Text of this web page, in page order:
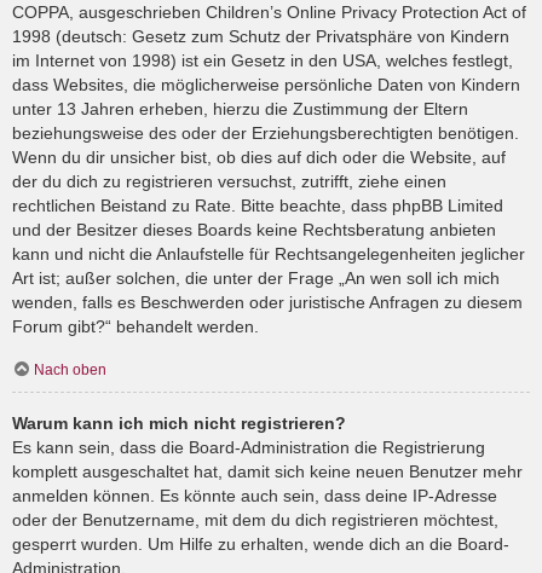
COPPA, ausgeschrieben Children’s Online Privacy Protection Act of
1998 (deutsch: Gesetz zum Schutz der Privatsphäre von Kindern
im Internet von 1998) ist ein Gesetz in den USA, welches festlegt,
dass Websites, die möglicherweise persönliche Daten von Kindern
unter 13 Jahren erheben, hierzu die Zustimmung der Eltern
beziehungsweise des oder der Erziehungsberechtigten benötigen.
Wenn du dir unsicher bist, ob dies auf dich oder die Website, auf
der du dich zu registrieren versuchst, zutrifft, ziehe einen
rechtlichen Beistand zu Rate. Bitte beachte, dass phpBB Limited
und der Besitzer dieses Boards keine Rechtsberatung anbieten
kann und nicht die Anlaufstelle für Rechtsangelegenheiten jeglicher
Art ist; außer solchen, die unter der Frage „An wen soll ich mich
wenden, falls es Beschwerden oder juristische Anfragen zu diesem
Forum gibt?“ behandelt werden.
Nach oben
Warum kann ich mich nicht registrieren?
Es kann sein, dass die Board-Administration die Registrierung
komplett ausgeschaltet hat, damit sich keine neuen Benutzer mehr
anmelden können. Es könnte auch sein, dass deine IP-Adresse
oder der Benutzername, mit dem du dich registrieren möchtest,
gesperrt wurden. Um Hilfe zu erhalten, wende dich an die Board-
Administration.